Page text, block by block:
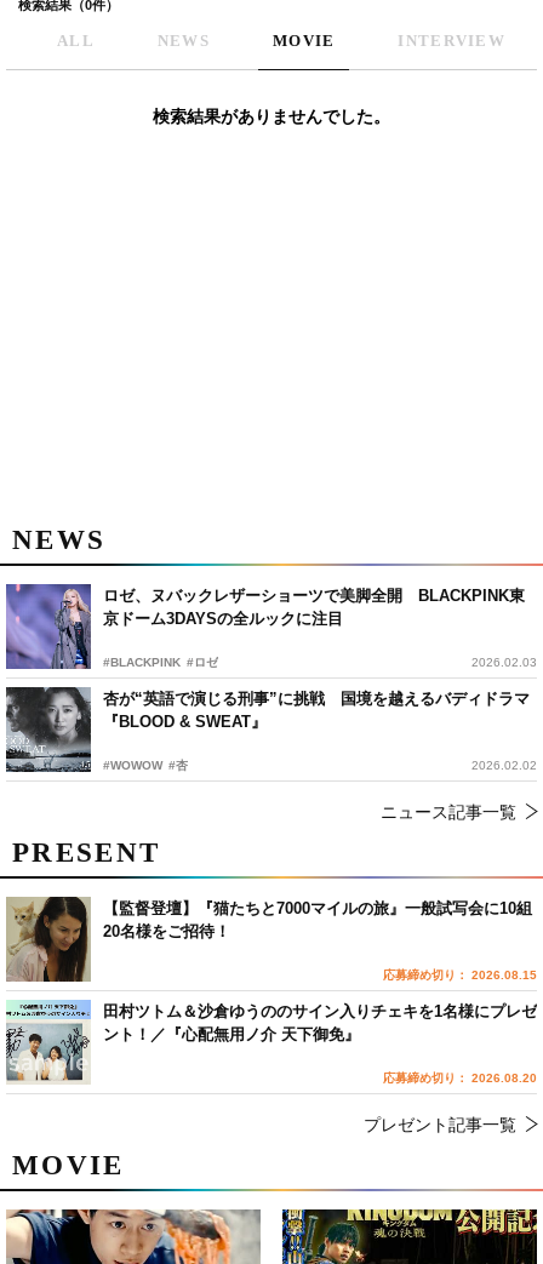
検索結果（0件）
ALL NEWS MOVIE INTERVIEW
検索結果がありませんでした。
NEWS
ロゼ、ヌバックレザーショーツで美脚全開 BLACKPINK東
京ドーム3DAYSの全ルックに注目
#BLACKPINK #ロゼ 2026.02.03
杏が“英語で演じる刑事”に挑戦 国境を越えるバディドラマ
『BLOOD & SWEAT』
#WOWOW #杏 2026.02.02
ニュース記事一覧
MOVIE
PRESENT
【監督登壇】『猫たちと7000マイルの旅』一般試写会に10組
20名様をご招待！
応募締め切り： 2026.08.15
田村ツトム＆沙倉ゆうののサイン入りチェキを1名様にプレゼ
ント！／『心配無用ノ介 天下御免』
応募締め切り： 2026.08.20
プレゼント記事一覧